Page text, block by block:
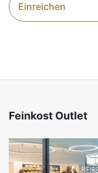
Einreichen
Feinkost Outlet